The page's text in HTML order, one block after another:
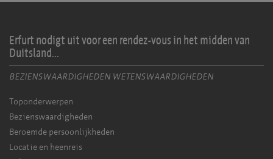
Erfurt nodigt uit voor een rendez-vous in het midden van
Duitsland...
BEZIENSWAARDIGHEDEN WETENSWAARDIGHEDEN
Toponderwerpen
Bezienswaardigheden
Beroemde persoonlijkheden
Locatie en heenreis